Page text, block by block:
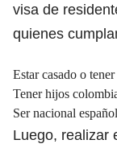
visa de
quienes
Estar casado o
Tener hijos
Ser nacional
Luego, realizar